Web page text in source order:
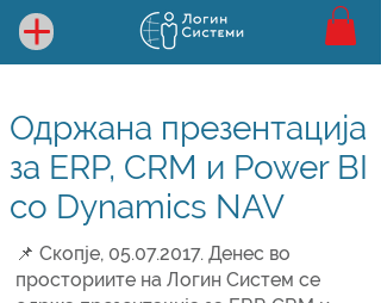
Одржана презентација
за ERP, CRM и Power BI
со Dynamics NAV
📌 Скопје, 05.07.2017. Денес во
просториите на Логин Систем се